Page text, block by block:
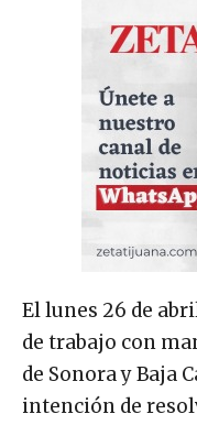
El lunes 26 de
de trabajo con
de Sonora y Baja
intención de